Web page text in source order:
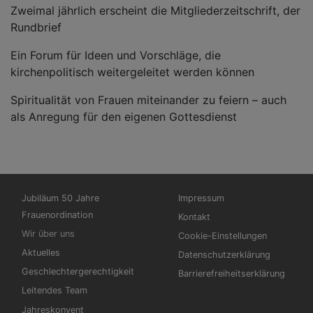
Zweimal jährlich erscheint die Mitgliederzeitschrift, der
Rundbrief
Ein Forum für Ideen und Vorschläge, die
kirchenpolitisch weitergeleitet werden können
Spiritualität von Frauen miteinander zu feiern – auch
als Anregung für den eigenen Gottesdienst
Hauptnavigation
Jubiläum 50 Jahre
Frauenordination
Wir über uns
Aktuelles
Geschlechtergerechtigkeit
Leitendes Team
Jahreskonvent
Fußbereichsmenü
Impressum
Kontakt
Cookie-Einstellungen
Datenschutzerklärung
Barrierefreiheitserklärung